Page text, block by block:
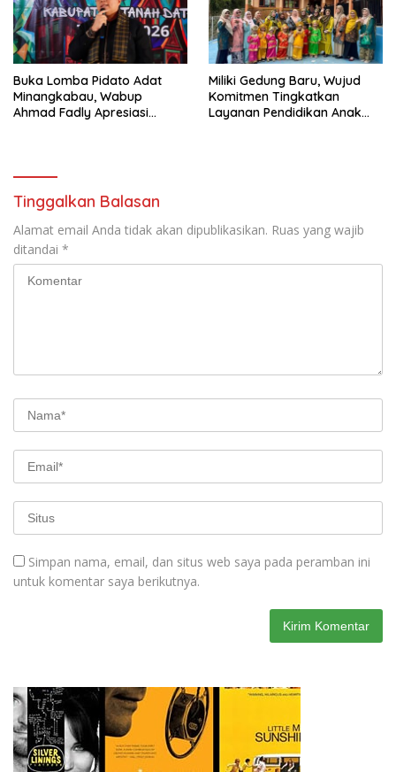
Buka Lomba Pidato Adat
Minangkabau, Wabup
Ahmad Fadly Apresiasi
Miliki Gedung Baru, Wujud
Komitmen Tingkatkan
Layanan Pendidikan Anak
Tinggalkan Balasan
Alamat email Anda tidak akan dipublikasikan. Ruas yang wajib
ditandai *
Simpan nama, email, dan situs web saya pada peramban ini
untuk komentar saya berikutnya.